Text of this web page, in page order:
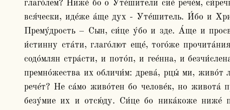
глаго́лем? Ниже́ бо о Уте́шители сие́ рече́м,
вся́чески, иде́же а́ще дух - Уте́шитель. И́бо и
Прему́дрость – Сын, си́це у́бо и зде. А́ще и
и́стинну ста́ти, глаго́лют еще́, того́же
содо́млян стра́сти, и пото́п, и гее́нна, и
премно́жества их обличи́м: древа́, рцы́ ми,
рече́т? Не са́мо живо́тен бо челове́к, но живота́
безу́мие их и отсю́ду. Си́це бо ника́коже ниже́